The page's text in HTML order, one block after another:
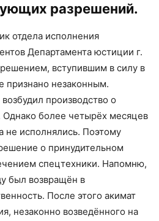
разрешений.
отдела исполнения
Департамента юстиции г.
вступившим в силу в
признано незаконным.
производство о
Однако более четырёх месяцев
не исполнялись. Поэтому
о принудительном
спецтехники. Напомню,
был возвращён в
После этого акимат
незаконно возведённого на